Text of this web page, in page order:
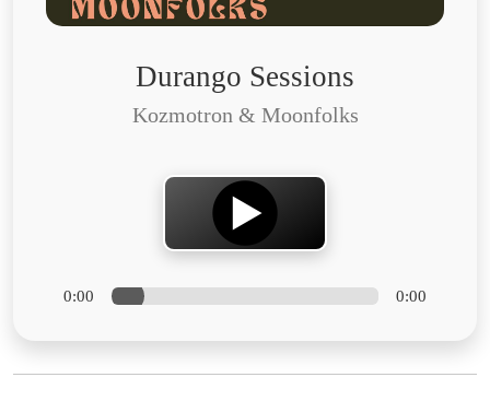
Durango Sessions
Kozmotron & Moonfolks
0:00 0:00